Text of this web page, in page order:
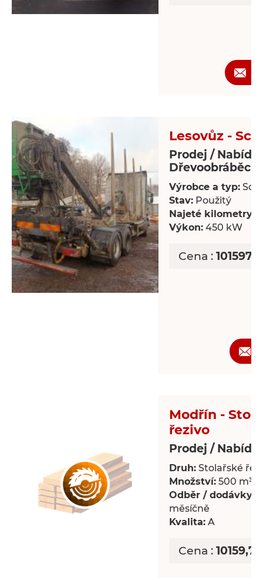
Lesovůz -
Prodej /
Dřevoobráběcí
Výrobce a typ:
Stav: Použitý
Najeté kilometry:
Výkon: 450 kW
Cena :
Modřín -
řezivo
Prodej /
Druh: Stolařské
Množství: 500 m³
Odběr / dodávky:
měsíčně
Kvalita: A
Cena :